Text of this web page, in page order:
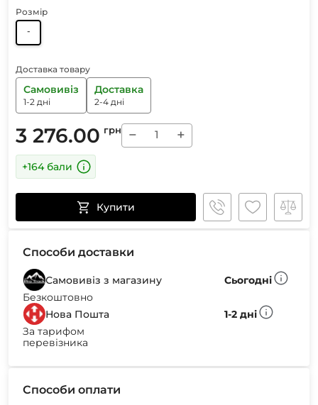
Розмір
-
Доставка товару
Самовивіз
1-2 дні
Доставка
2-4 дні
3 276.00 грн − +
+164 бали
Купити
Способи доставки
Самовивіз з магазину
Сьогодні
Безкоштовно
Нова Пошта
1-2 дні
За тарифом
перевізника
Способи оплати